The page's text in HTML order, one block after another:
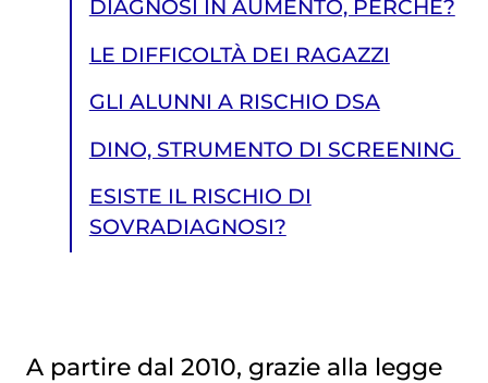
DIAGNOSI IN AUMENTO, PERCHÉ?
LE DIFFICOLTÀ DEI RAGAZZI
GLI ALUNNI A RISCHIO DSA
DINO, STRUMENTO DI SCREENING
ESISTE IL RISCHIO DI
SOVRADIAGNOSI?
A partire dal 2010, grazie alla legge